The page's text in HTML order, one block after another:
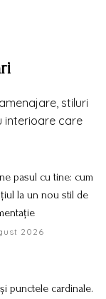
stiluri
interioare care
pasul cu tine: cum
la un nou stil de
2026
punctele cardinale.